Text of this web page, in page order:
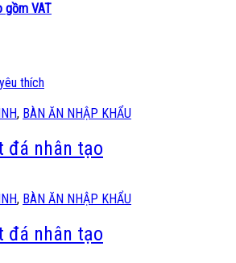
gồm VAT
thích
, BÀN ĂN NHẬP KHẨU
đá nhân tạo
, BÀN ĂN NHẬP KHẨU
đá nhân tạo